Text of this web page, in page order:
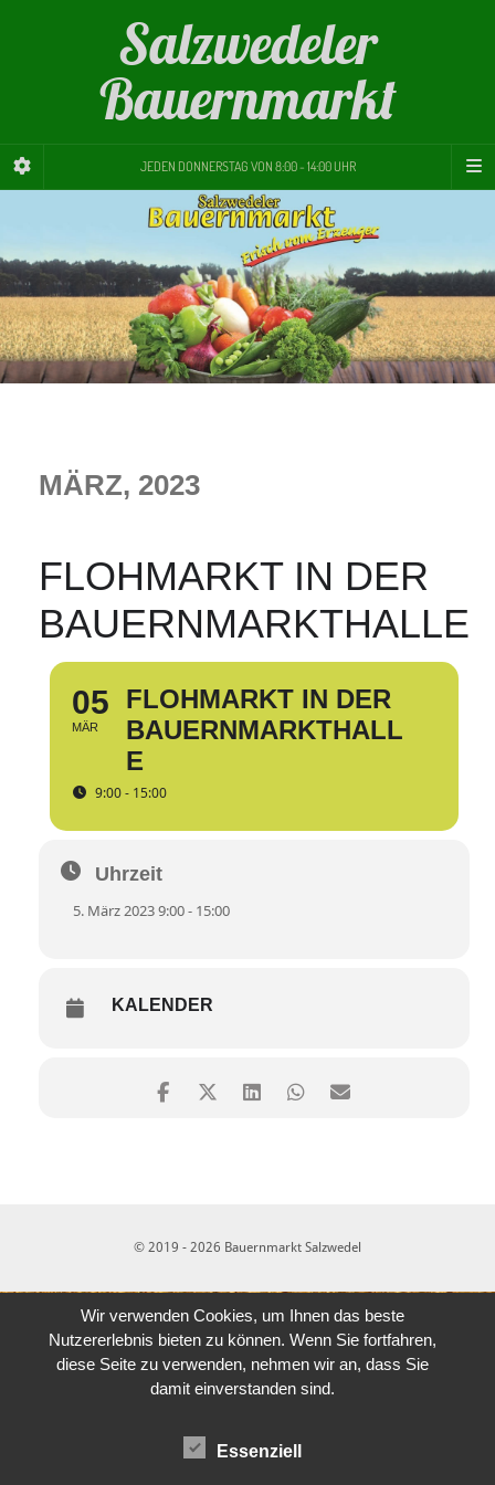
Salzwedeler
Bauernmarkt
JEDEN DONNERSTAG VON 8:00 - 14:00 UHR
MÄRZ, 2023
FLOHMARKT IN DER
BAUERNMARKTHALLE
05
MÄR
FLOHMARKT IN DER
BAUERNMARKTHALL
E
9:00 - 15:00
Uhrzeit
5. März 2023 9:00 - 15:00
KALENDER
© 2019 - 2026 Bauernmarkt Salzwedel
Wir verwenden Cookies, um Ihnen das beste
Nutzererlebnis bieten zu können. Wenn Sie fortfahren,
diese Seite zu verwenden, nehmen wir an, dass Sie
damit einverstanden sind.
Essenziell